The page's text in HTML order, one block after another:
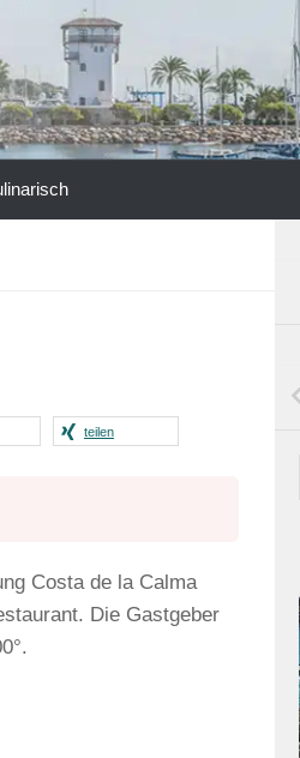
teilen
Costa de la Calma
Die Gastgeber